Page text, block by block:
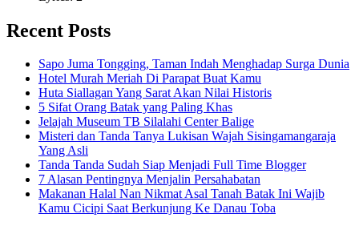
Recent Posts
Sapo Juma Tongging, Taman Indah Menghadap Surga Dunia
Hotel Murah Meriah Di Parapat Buat Kamu
Huta Siallagan Yang Sarat Akan Nilai Historis
5 Sifat Orang Batak yang Paling Khas
Jelajah Museum TB Silalahi Center Balige
Misteri dan Tanda Tanya Lukisan Wajah Sisingamangaraja
Yang Asli
Tanda Tanda Sudah Siap Menjadi Full Time Blogger
7 Alasan Pentingnya Menjalin Persahabatan
Makanan Halal Nan Nikmat Asal Tanah Batak Ini Wajib
Kamu Cicipi Saat Berkunjung Ke Danau Toba